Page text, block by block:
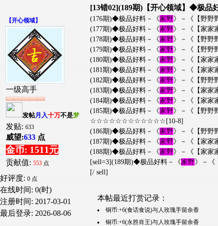
【开心领域】
一级高手
发帖月入十万不是梦
发贴: 633
威望:633 点
金币: 1511元
贡献值: 553 点
好评度: 0 点
在线时间: 0(时)
注册时间: 2017-03-01
最后登录: 2026-08-06
[13错02](189期)【开心领域】◆极品
(176期)◆极品好料－《家野》－《【野野
(177期)◆极品好料－《家野》－《【家家
(178期)◆极品好料－《家野》－《【野野
(179期)◆极品好料－《家野》－《【野野
(180期)◆极品好料－《家野》－《【家家
(181期)◆极品好料－《家野》－《【家家
(182期)◆极品好料－《家野》－《【野野
(183期)◆极品好料－《家野》－《【家家
(184期)◆极品好料－《家野》－《【家家
(185期)◆极品好料－《家野》－《【野野
☆☆☆☆☆☆☆☆☆☆☆☆[10-8]
(186期)◆极品好料－《家野》－《【野野
(187期)◆极品好料－《家野》－《【家家
(188期)◆极品好料－《家野》－《【家家
[sell=3](189期)◆极品好料－《家野》－《
[/ sell]
本帖最近打赏记录：
铜币:+6(食话食说)与人玫瑰手留余香
铜币:+6(永胜肖王)与人玫瑰手留余香